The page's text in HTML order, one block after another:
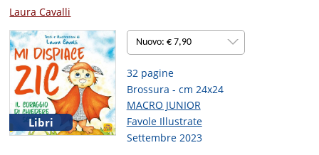
Laura Cavalli
Libri
Nuovo: € 7,90
32 pagine
Brossura - cm 24x24
MACRO JUNIOR
Favole Illustrate
Settembre 2023